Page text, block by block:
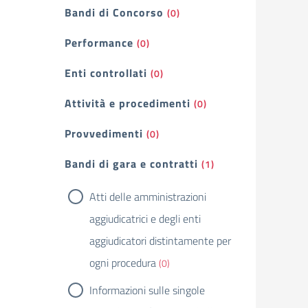
Bandi di Concorso (0)
Performance (0)
Enti controllati (0)
Attività e procedimenti (0)
Provvedimenti (0)
Bandi di gara e contratti (1)
Atti delle amministrazioni
aggiudicatrici e degli enti
aggiudicatori distintamente per
ogni procedura(0)
Informazioni sulle singole